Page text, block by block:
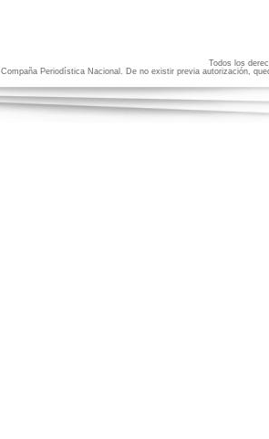
Todos los
Compaña Periodística Nacional. De no existir previa autorización,